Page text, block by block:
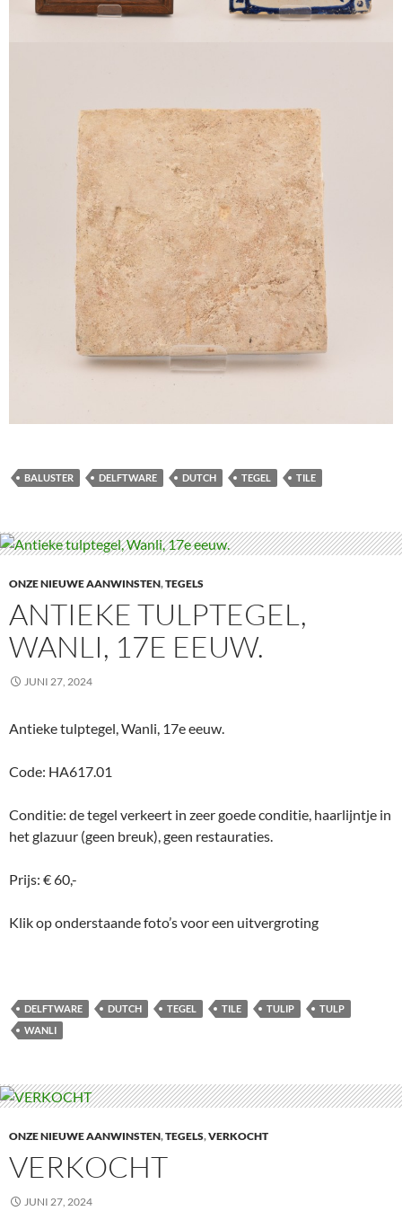
BALUSTER DELFTWARE DUTCH TEGEL TILE
ONZE NIEUWE AANWINSTEN,TEGELS
ANTIEKE TULPTEGEL,
WANLI, 17E EEUW.
JUNI 27, 2024
Antieke tulptegel, Wanli, 17e eeuw.
Code: HA617.01
Conditie: de tegel verkeert in zeer goede conditie, haarlijntje in
het glazuur (geen breuk), geen restauraties.
Prijs: € 60,-
Klik op onderstaande foto’s voor een uitvergroting
DELFTWARE DUTCH TEGEL TILE TULIP
TULP
WANLI
ONZE NIEUWE AANWINSTEN,TEGELS,VERKOCHT
VERKOCHT
JUNI 27, 2024